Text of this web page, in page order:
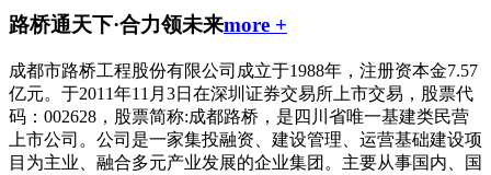
路桥通天下·合力领未来more +
成都市路桥工程股份有限公司成立于1988年，注册资本金7.57
亿元。于2011年11月3日在深圳证券交易所上市交易，股票代
码：002628，股票简称:成都路桥，是四川省唯一基建类民营
上市公司。公司是一家集投融资、建设管理、运营基础建设项
目为主业、融合多元产业发展的企业集团。主要从事国内、国